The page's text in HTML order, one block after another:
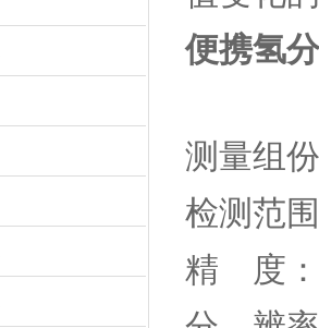
便携氢
测量组
检测范
精 度：